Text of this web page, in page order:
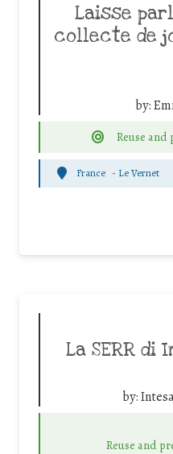
Laisse
collecte de
by:
Reuse
France - Le Vernet
La SERR di
by:
Reuse and